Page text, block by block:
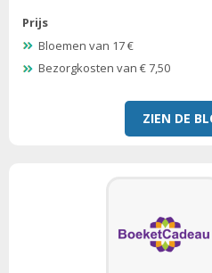
Prijs
Bloemen van 17 €
Bezorgkosten van € 7,50
ZIEN DE